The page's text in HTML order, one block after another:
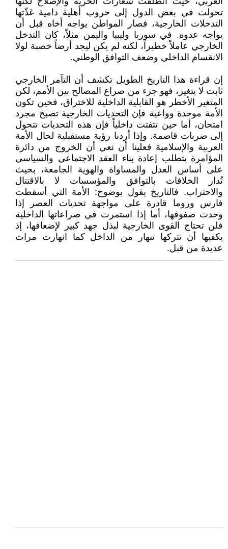
تحولت في بعض الدول إلى حروب أهلية دامية غذّتها
التدخلات الخارجية، فصار المواطن يواجه أخاه قبل أن
يواجه عدوه. في سوريا وليبيا واليمن مثلاً، كان التدخل
الخارجي عاملاً خطيراً، لكنه لم يكن ليجد أرضاً خصبة لولا
الانقسام الداخلي وضعف التوافق الوطني.
إن قراءة هذا التاريخ الطويل تكشف أن التآمر الخارجي
ثابت لا يتغير، فهو جزء من صراع المصالح بين الأمم، لكن
المتغير الأخطر هو القابلية الداخلية للاختراق، فحين تكون
الأمة موحدة وواعية فإن التحديات الخارجية تصبح مجرد
امتحان، أما حين تتفتت داخلياً فإن هذه التحديات تتحول
إلى ضربات قاصمة. وإذا أردنا رؤية مستقبلية لحال الأمة
العربية والإسلامية فعلينا أن نعي أن الخروج من دائرة
المؤامرة يتطلب إعادة بناء العقد الاجتماعي والسياسي
على أساس العدل والمساواة والهوية الجامعة، بحيث
تُدار الخلافات بالتوافق والمؤسسات لا بالاقتتال
والاحتراب. فالتاريخ يقول بوضوح: الأمة التي أسقطت
فارس وروما قادرة على مواجهة تحديات العصر إذا
وحدت صفوفها، أما إذا استمرت في صراعاتها الداخلية
فلن تحتاج القوى الخارجية لبذل جهد كبير لإضعافها، إذ
يكفيها أن تتركها تنهار من الداخل كما انهارت مرات
عديدة من قبل.